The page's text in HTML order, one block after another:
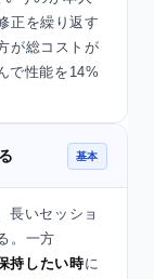
正を繰り返す
が総コストが
で性能を14%
基本
長いセッショ
。一方
持したい時に